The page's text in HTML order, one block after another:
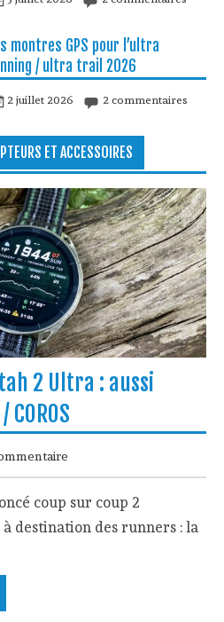
montres GPS pour l’ultra
/ ultra trail 2026
2 juillet 2026 2 commentaires
ET ACCESSOIRES
2 Ultra : aussi
coup sur coup 2
destination des runners : la